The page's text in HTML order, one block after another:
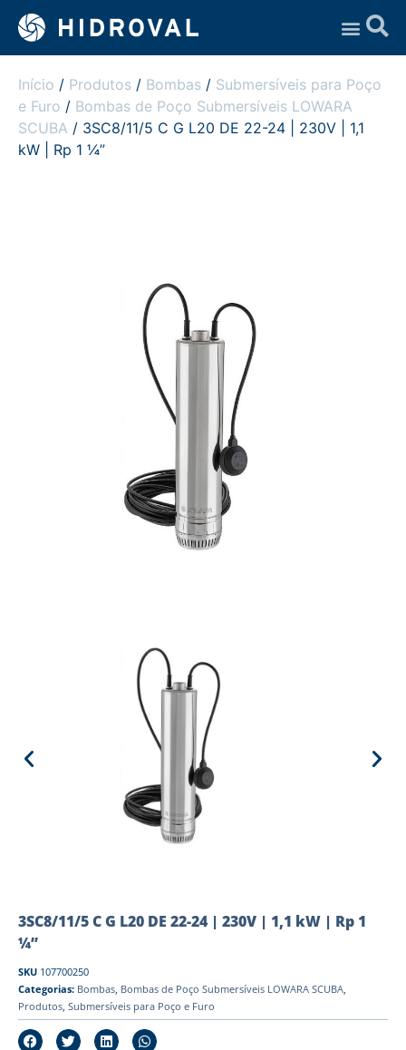
Início / Produtos / Bombas / Submersíveis para Poço
e Furo / Bombas de Poço Submersíveis LOWARA
SCUBA / 3SC8/11/5 C G L20 DE 22-24 | 230V | 1,1
kW | Rp 1 ¼”
3SC8/11/5 C G L20 DE 22-24 | 230V | 1,1 kW | Rp 1
¼”
SKU 107700250
Categorias: Bombas, Bombas de Poço Submersíveis LOWARA SCUBA,
Produtos, Submersíveis para Poço e Furo